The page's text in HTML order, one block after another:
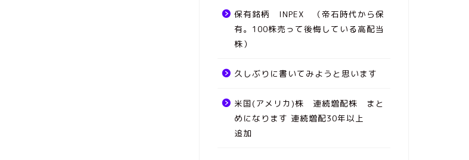
保有銘柄 INPEX （帝石時代から保
有。100株売って後悔している高配当
株）
久しぶりに書いてみようと思います
米国(アメリカ)株 連続増配株 まと
めになります 連続増配30年以上
追加